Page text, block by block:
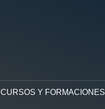
CURSOS Y FORMACIONES